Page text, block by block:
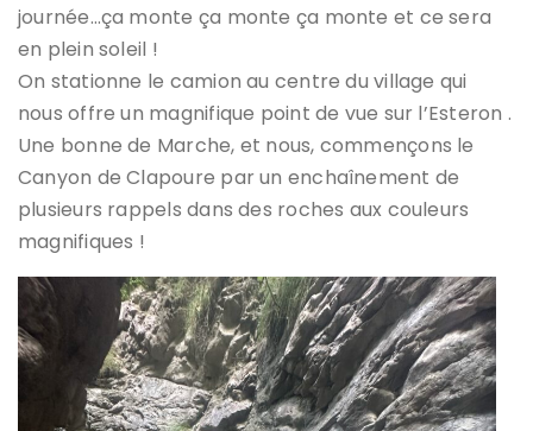
journée…ça monte ça monte ça monte et ce sera
en plein soleil !
On stationne le camion au centre du village qui
nous offre un magnifique point de vue sur l’Esteron .
Une bonne de Marche, et nous, commençons le
Canyon de Clapoure par un enchaînement de
plusieurs rappels dans des roches aux couleurs
magnifiques !